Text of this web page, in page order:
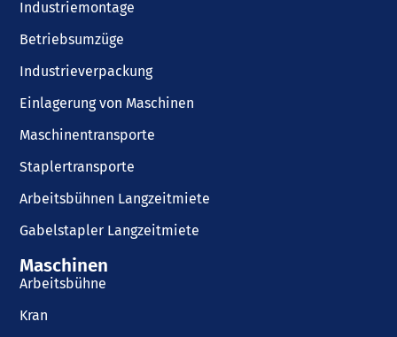
Industriemontage
Betriebsumzüge
Industrieverpackung
Einlagerung von Maschinen
Maschinentransporte
Staplertransporte
Arbeitsbühnen Langzeitmiete
Gabelstapler Langzeitmiete
Maschinen
Arbeitsbühne
Kran